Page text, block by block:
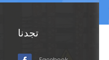
تجدنا